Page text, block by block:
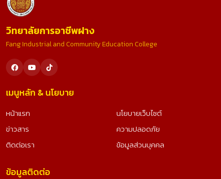
วิทยาลัยการอาชีพฝาง
Fang Industrial and Community Education College
เมนูหลัก & นโยบาย
หน้าแรก
ข่าวสาร
ติดต่อเรา
นโยบายเว็บไซต์
ความปลอดภัย
ข้อมูลส่วนบุคคล
ข้อมูลติดต่อ